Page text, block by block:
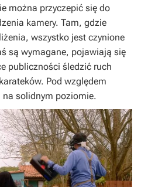
można przyczepić się do
kamery. Tam, gdzie
wszystko jest czynione
są wymagane, pojawiają się
publiczności śledzić ruch
Pod względem
na solidnym poziomie.